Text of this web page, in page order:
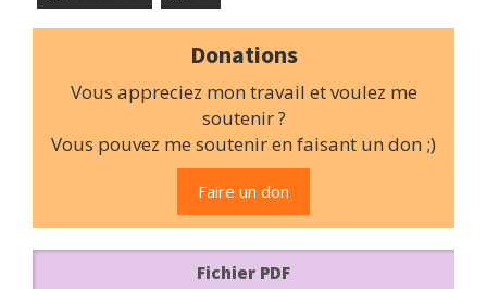
Donations
Vous appreciez mon travail et voulez me
soutenir ?
Vous pouvez me soutenir en faisant un don ;)
Faire un don
Fichier PDF